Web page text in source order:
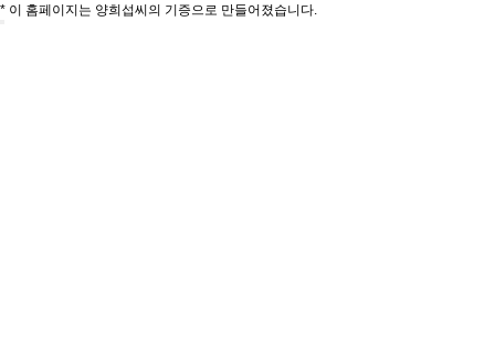
* 이 홈페이지는 양희섭씨의 기증으로 만들어졌습니다.